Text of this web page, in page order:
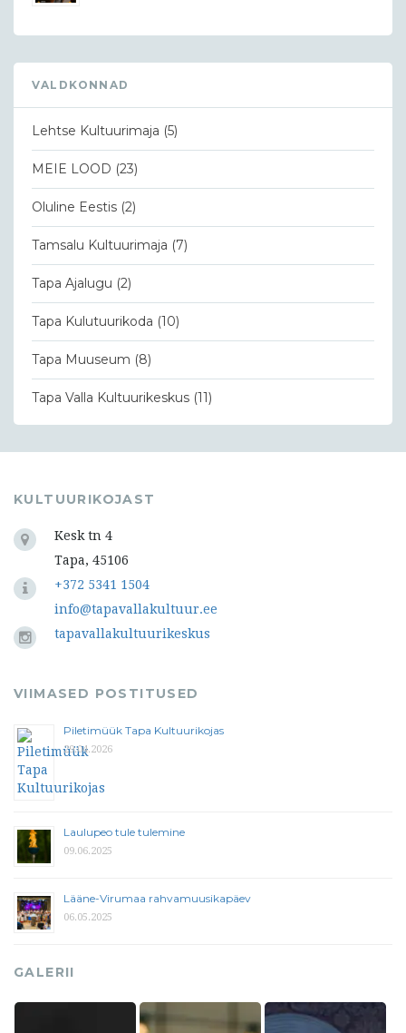
VALDKONNAD
Lehtse Kultuurimaja (5)
MEIE LOOD (23)
Oluline Eestis (2)
Tamsalu Kultuurimaja (7)
Tapa Ajalugu (2)
Tapa Kulutuurikoda (10)
Tapa Muuseum (8)
Tapa Valla Kultuurikeskus (11)
KULTUURIKOJAST
Kesk tn 4
Tapa, 45106
+372 5341 1504
info@tapavallakultuur.ee
tapavallakultuurikeskus
VIIMASED POSTITUSED
Piletimüük Tapa Kultuurikojas
29.04.2026
Laulupeo tule tulemine
09.06.2025
Lääne-Virumaa rahvamuusikapäev
06.05.2025
GALERII